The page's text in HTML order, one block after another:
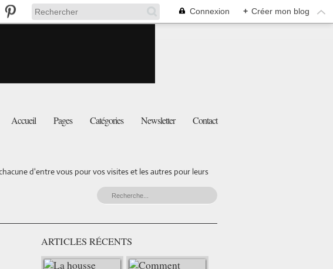
Connexion + Créer mon blog
Accueil Pages Catégories Newsletter Contact
d'entre vous pour vos visites et les autres pour leurs
ARTICLES RÉCENTS